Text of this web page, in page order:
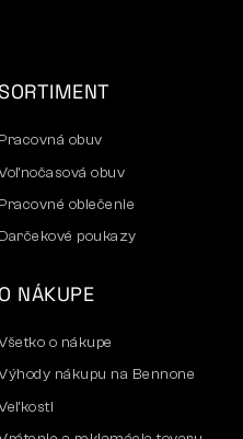
SORTIMENT
Pracovná obuv
obuv
Pracovné oblečenie
Darčekové poukazy
O NÁKUPE
o nákupe
nákupu na Bennone